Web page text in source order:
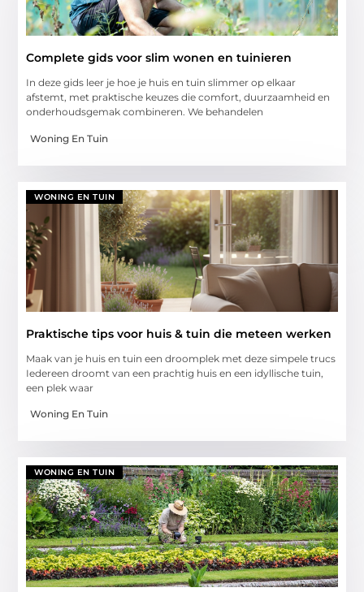
Complete gids voor slim wonen en tuinieren
In deze gids leer je hoe je huis en tuin slimmer op elkaar
afstemt, met praktische keuzes die comfort, duurzaamheid en
onderhoudsgemak combineren. We behandelen
Woning En Tuin
WONING EN TUIN
Praktische tips voor huis & tuin die meteen werken
Maak van je huis en tuin een droomplek met deze simpele trucs
Iedereen droomt van een prachtig huis en een idyllische tuin,
een plek waar
Woning En Tuin
WONING EN TUIN